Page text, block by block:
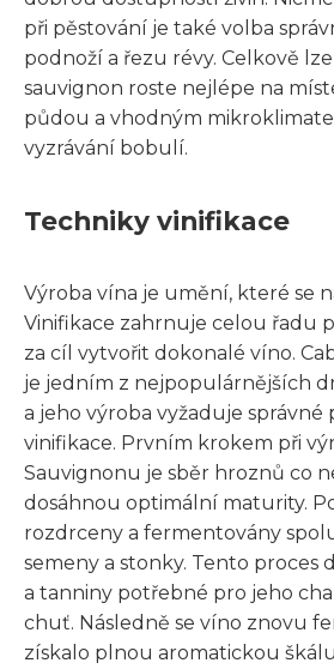
při pěstování je také volba
podnoží a řezu révy. Celkově
sauvignon roste nejlépe na
půdou a vhodným
vyzrávání bobulí.
Techniky vinifikace
Výroba vína je umění, které se
Vinifikace zahrnuje celou řadu
za cíl vytvořit dokonalé víno.
je jedním z nejpopulárnějších
a jeho výroba vyžaduje
vinifikace. Prvním krokem při
Sauvignonu je sběr hroznů co
dosáhnou optimální maturity.
rozdrceny a fermentovány
semeny a stonky. Tento proces
a tanniny potřebné pro jeho
chuť. Následně se víno znovu
získalo plnou aromatickou